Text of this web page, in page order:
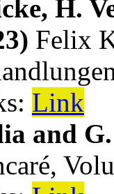
H.
Felix
Link
and